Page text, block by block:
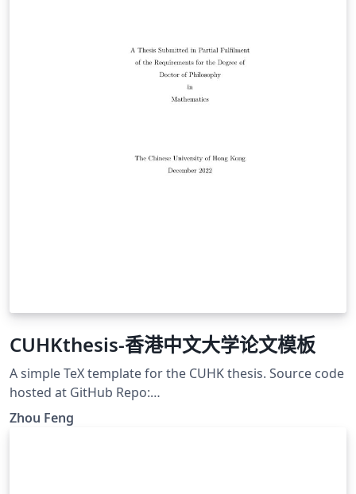
CUHKthesis-香港中文大学论文模板
A simple TeX template for the CUHK thesis. Source code
hosted at GitHub Repo:
https://github.com/zfengg/CUHKthesis
Zhou Feng